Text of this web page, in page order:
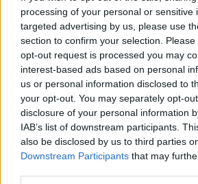
processing of your personal or sensitive
targeted advertising by us, please use
section to confirm your selection.
opt-out request is processed you may
interest-based ads based on personal
us or personal information disclosed to
your opt-out. You may separately opt-
disclosure of your personal information
IAB’s list of downstream participants.
also be disclosed by us to third parties
Downstream Participants that may
dělala už v červnu a další zásah v tuto chvíli
Červený chce peníze ušetřené za
obcím podle původní dohody
5.8.2026 01:29 (ČTK)
Diskuse: 2
Ministr
Igor
peníze,
lomu ČSA na Mostecku, rozdělit obcím